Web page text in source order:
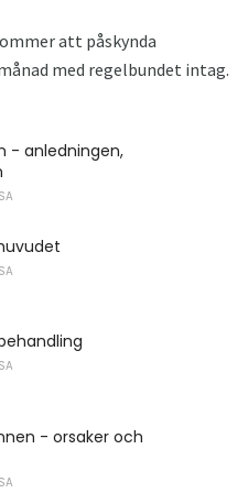
att påskynda
med regelbundet intag.
- anledningen,
- orsaker och